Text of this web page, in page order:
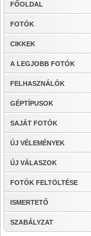
FŐOLDAL
FOTÓK
CIKKEK
A LEGJOBB FOTÓK
FELHASZNÁLÓK
GÉPTÍPUSOK
SAJÁT FOTÓK
ÚJ VÉLEMÉNYEK
ÚJ VÁLASZOK
FOTÓK FELTÖLTÉSE
ISMERTETŐ
SZABÁLYZAT